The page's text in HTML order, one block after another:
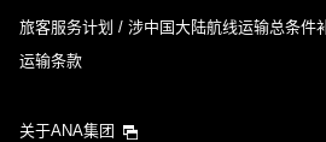
旅客服务计划 / 涉中国大陆航线运输总条件
运输条款
关于ANA集团